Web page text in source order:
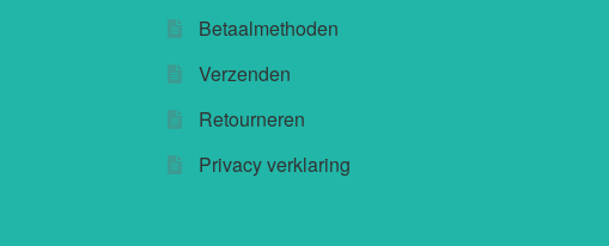
Betaalmethoden
Verzenden
Retourneren
Privacy verklaring